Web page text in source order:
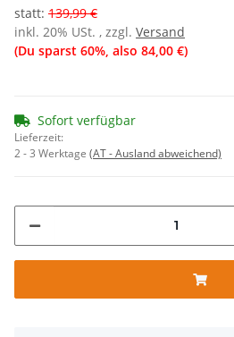
statt: 139,99 €
inkl. 20% USt. , zzgl. Versand
(Du sparst 60%, also 84,00 €)
Sofort verfügbar
Lieferzeit:
2 - 3 Werktage (AT - Ausland abweichend)